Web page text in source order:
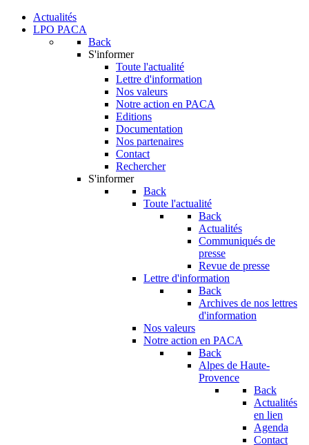
Actualités
LPO PACA
Back
S'informer
Toute l'actualité
Lettre d'information
Nos valeurs
Notre action en PACA
Editions
Documentation
Nos partenaires
Contact
Rechercher
S'informer
Back
Toute l'actualité
Back
Actualités
Communiqués de
presse
Revue de presse
Lettre d'information
Back
Archives de nos lettres
d'information
Nos valeurs
Notre action en PACA
Back
Alpes de Haute-
Provence
Back
Actualités
en lien
Agenda
Contact